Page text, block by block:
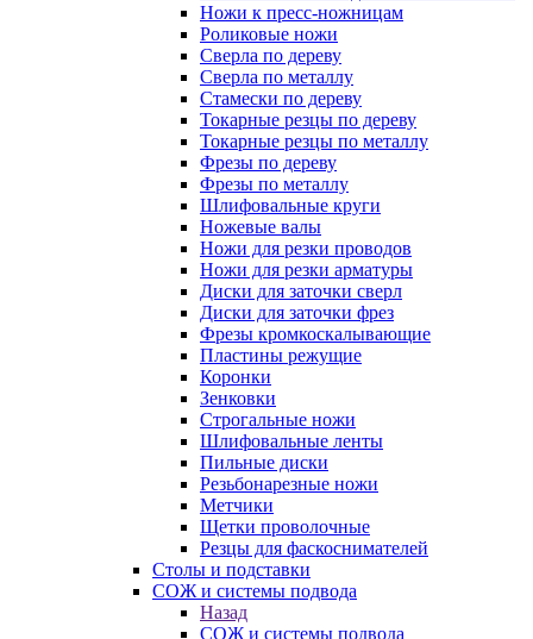
Ножи к пресс-ножницам
Роликовые ножи
Сверла по дереву
Сверла по металлу
Стамески по дереву
Токарные резцы по дереву
Токарные резцы по металлу
Фрезы по дереву
Фрезы по металлу
Шлифовальные круги
Ножевые валы
Ножи для резки проводов
Ножи для резки арматуры
Диски для заточки сверл
Диски для заточки фрез
Фрезы кромкоскалывающие
Пластины режущие
Коронки
Зенковки
Строгальные ножи
Шлифовальные ленты
Пильные диски
Резьбонарезные ножи
Метчики
Щетки проволочные
Резцы для фаскоснимателей
Столы и подставки
СОЖ и системы подвода
Назад
СОЖ и системы подвода